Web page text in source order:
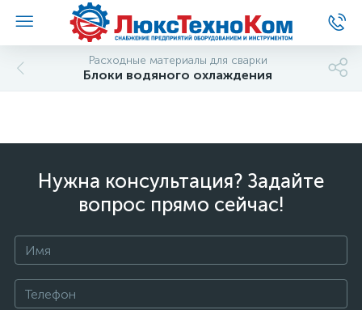
Расходные материалы для сварки
Блоки водяного охлаждения
Нужна консультация? Задайте
вопрос прямо сейчас!